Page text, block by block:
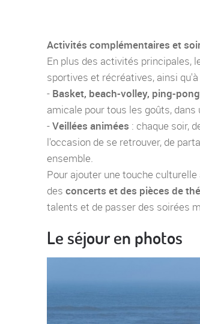
Activités complémentaires et
En plus des activités principales,
sportives et récréatives, ainsi
- Basket, beach-volley, ping-
amicale pour tous les goûts,
-Veillées animées : chaque soir,
l'occasion de se retrouver, de
ensemble.
Pour ajouter une touche
des concerts et des pièces de
talents et de passer des soirées
Le séjour en photos